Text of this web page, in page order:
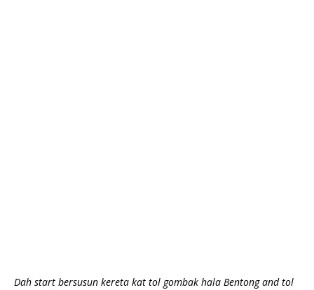
Dah start bersusun kereta kat tol gombak hala Bentong and tol